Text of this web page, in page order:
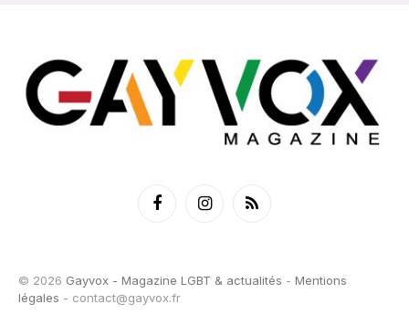
FacebookInstagramRSS
© 2026 Gayvox - Magazine LGBT & actualités - Mentions
légales - contact@gayvox.fr